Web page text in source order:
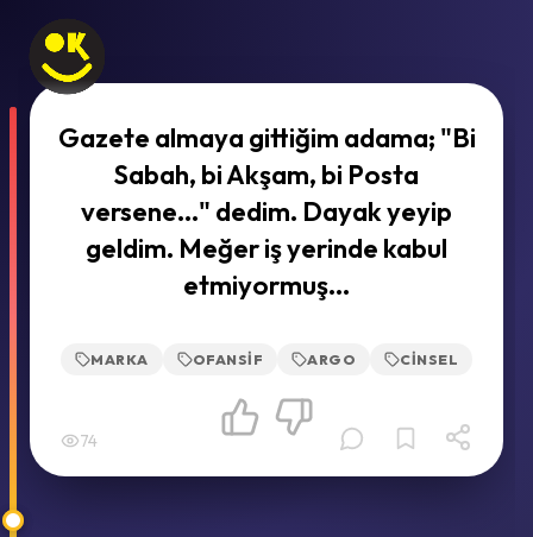
Gazete almaya gittiğim adama; "Bi
Sabah, bi Akşam, bi Posta
versene…" dedim. Dayak yeyip
geldim. Meğer iş yerinde kabul
etmiyormuş…
MARKA OFANSIF ARGO CINSEL
74